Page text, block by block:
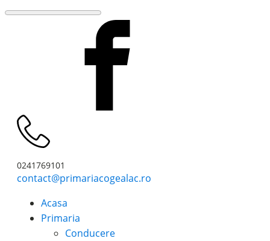
0241769101
contact@primariacogealac.ro
Acasa
Primaria
Conducere